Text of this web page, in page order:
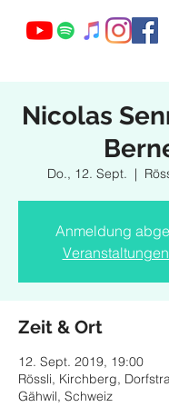
Webmaster
Nicolas
Do., 12. Sept.
  |
Anmeldung
Zeit & Ort
12. Sept. 2019, 19:00
Rössli, Kirchberg,
Gähwil, Schweiz